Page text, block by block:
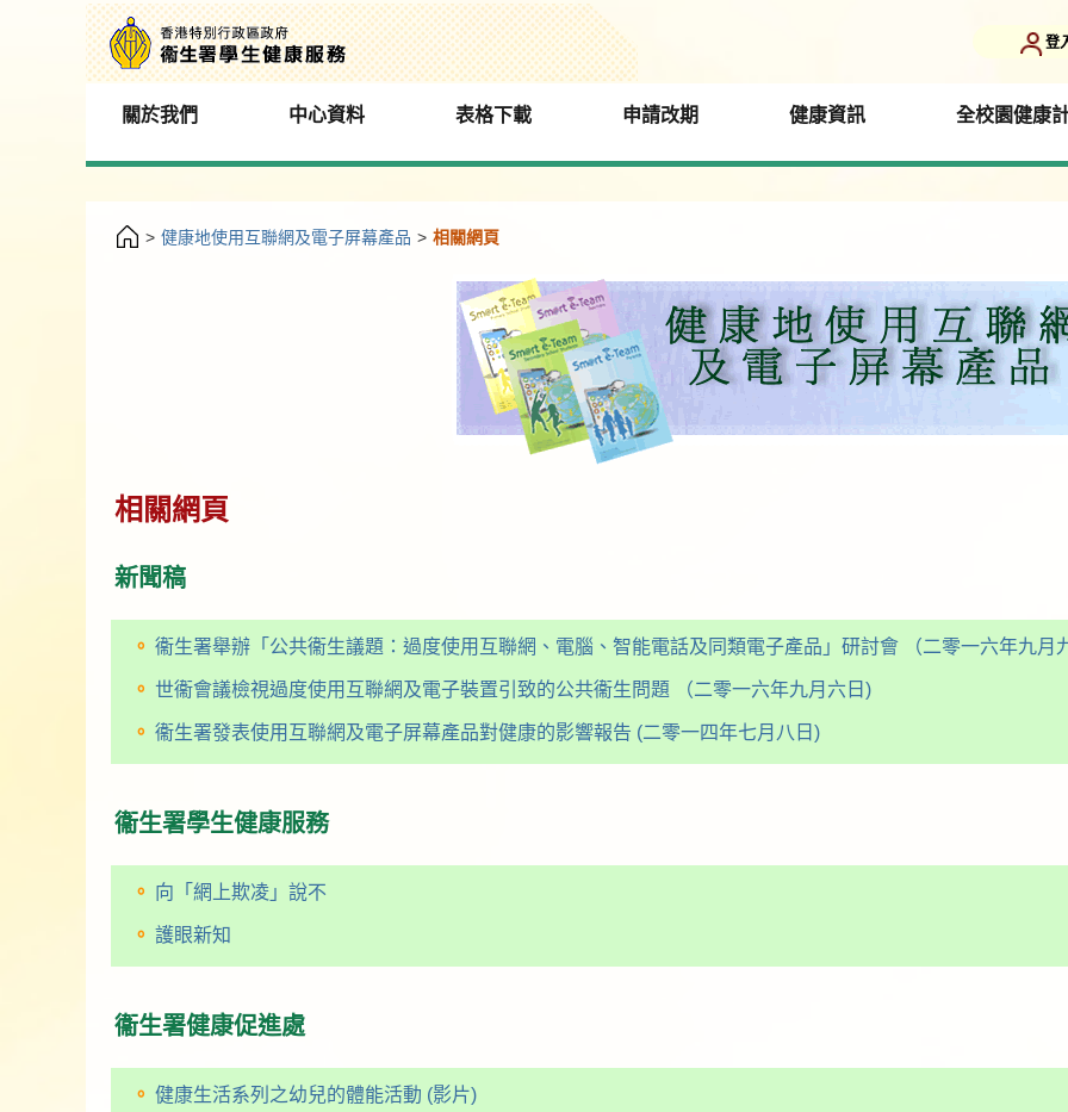
登
關於我們 中心資料 表格下載 申請改期 健康資訊 全校園健康
> 健康地使用互聯網及電子屏幕產品 > 相關網頁
相關網頁
新聞稿
衞生署舉辦「公共衞生議題：過度使用互聯網、電腦、智能電話及同類電子產品」研討會 （二零一六年九月
世衞會議檢視過度使用互聯網及電子裝置引致的公共衞生問題 （二零一六年九月六日)
衞生署發表使用互聯網及電子屏幕產品對健康的影響報告 (二零一四年七月八日)
衞生署學生健康服務
向「網上欺凌」說不
護眼新知
衞生署健康促進處
健康生活系列之幼兒的體能活動 (影片)